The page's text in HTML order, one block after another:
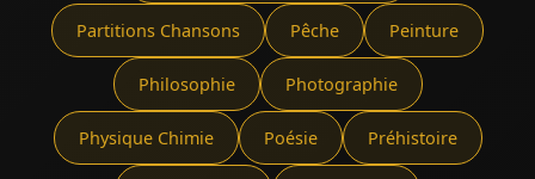
Partitions Chansons Pêche Peinture
Philosophie Photographie
Physique Chimie Poésie Préhistoire